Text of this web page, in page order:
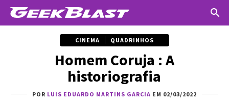
CINEMA QUADRINHOS
Homem Coruja : A
historiografia
POR LUIS EDUARDO MARTINS GARCIA EM 02/03/2022